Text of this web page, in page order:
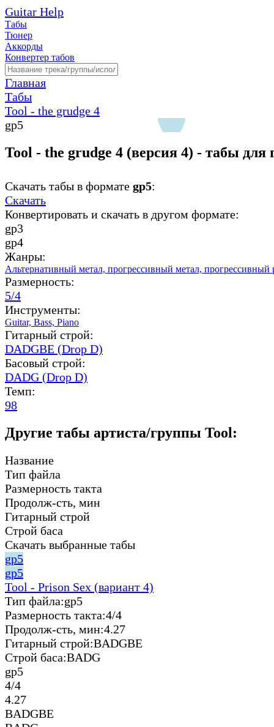
Guitar Help
Табы
Тюнер
Аккорды
Конвертер табов
Главная
Табы
Tool - the grudge 4
gp5
Tool - the grudge 4 (версия 4) - табы для
Скачать табы в формате gp5:
Скачать
Конвертировать и скачать в другом формате:
gp3
gp4
Жанры:
Альтернативный метал, прогрессивный метал, прогрессивный
Размерность:
5/4
Инструменты:
Guitar, Bass, Piano
Гитарный строй:
DADGBE (Drop D)
Басовый строй:
DADG (Drop D)
Темп:
98
Другие табы артиста/группы Tool:
Название
Тип файла
Размерность такта
Продолж-сть, мин
Гитарный строй
Строй баса
Скачать выбранные табы
gp5
gp5
Tool - Prison Sex (вариант 4)
Тип файла:gp5
Размерность такта:4/4
Продолж-сть, мин:4.27
Гитарный строй:BADGBE
Строй баса:BADG
gp5
4/4
4.27
BADGBE